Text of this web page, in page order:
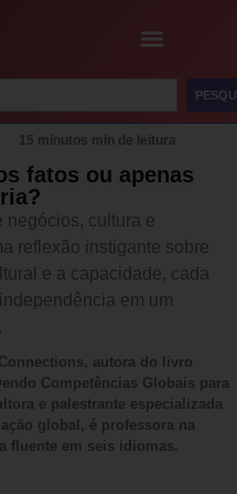
15 minutos min de leitura
fatos ou apenas
negócios, cultura e
reflexão instigante sobre
e a capacidade, cada
em um
autora do livro
Competências Globais para
e palestrante especializada
global, é professora na
fluente em seis idiomas.